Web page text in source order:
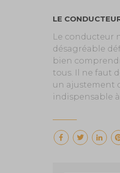
LE
Le conducteur
désagréable
bien
tous. Il ne faut
un ajustement
indispensable